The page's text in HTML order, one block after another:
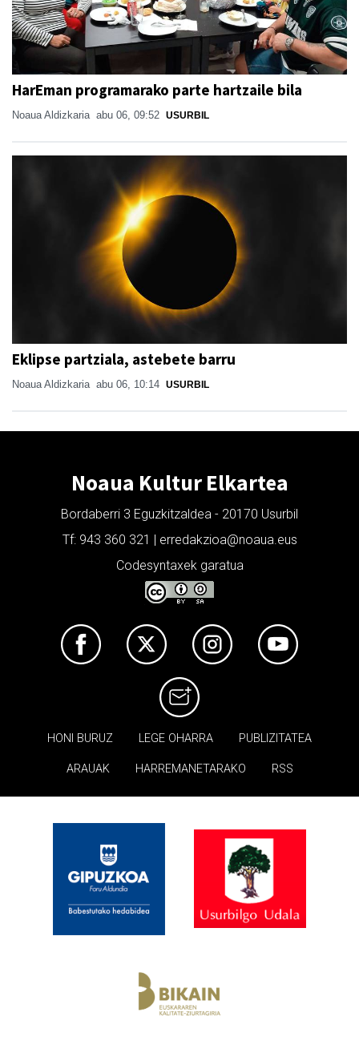
HarEman programarako parte hartzaile bila
Noaua Aldizkaria abu 06, 09:52 USURBIL
Eklipse partziala, astebete barru
Noaua Aldizkaria abu 06, 10:14 USURBIL
Noaua Kultur Elkartea
Bordaberri 3 Eguzkitzaldea - 20170 Usurbil
Tf: 943 360 321 | erredakzioa@noaua.eus
Codesyntaxek garatua
HONI BURUZ LEGE OHARRA PUBLIZITATEA
ARAUAK HARREMANETARAKO RSS